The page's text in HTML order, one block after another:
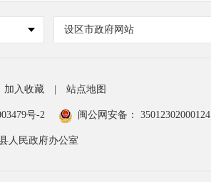
设区市政府网站
加入收藏 站点地图
号-2 闽公网安备： 35012302000124
人民政府办公室